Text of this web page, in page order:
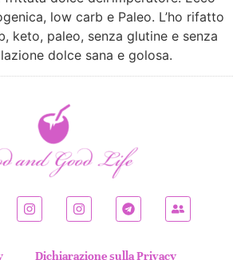
low carb e Paleo. L’ho rifatto
keto, paleo, senza glutine e senza
dolce sana e golosa.
Dichiarazione sulla Privacy